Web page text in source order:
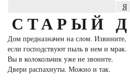
Я
СТАРЫЙ
Дом предназначен на слом. Извините,
если господствуют пыль в нем и мрак.
Вы в колокольчик уже не звоните.
Двери распахнуты. Можно и так.